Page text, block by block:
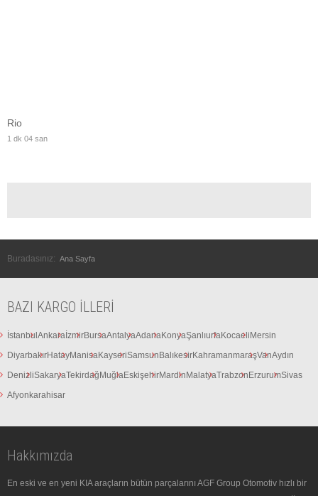
Rio
1 dk 04 san
Buradasınız: Ana Sayfa
BAZI KARGO İLLERI
İstanbul Ankara İzmirBursaAntalyaAdanaKonyaŞanlıurfaKocaeli Mersin
DiyarbakırHatayManisaKayseriSamsun BalıkesirKahramanmaraşVanAydın
DenizliSakaryaTekirdağ MuğlaEskişehirMardin MalatyaTrabzon ErzurumSivas
Afyonkarahisar
Hakkımızda
En eski ve en yeni KIA araçların bütün parçalarını AGF Group Otomotiv hızlı bir